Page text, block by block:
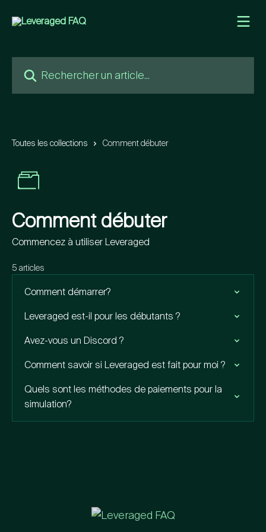
Toutes les collections Comment débuter
Comment débuter
Commencez à utiliser Leveraged
5 articles
Comment démarrer?
Leveraged est-il pour les débutants ?
Avez-vous un Discord ?
Comment savoir si Leveraged est fait pour moi ?
Quels sont les méthodes de paiements pour la
simulation?